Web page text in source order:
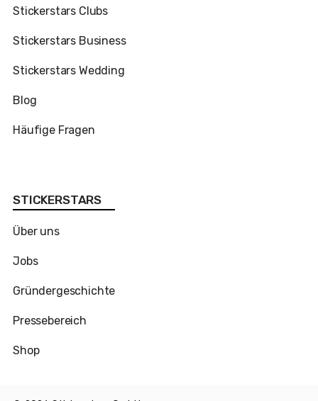
Stickerstars Clubs
Stickerstars Business
Stickerstars Wedding
Blog
Häufige Fragen
STICKERSTARS
Über uns
Jobs
Gründergeschichte
Pressebereich
Shop